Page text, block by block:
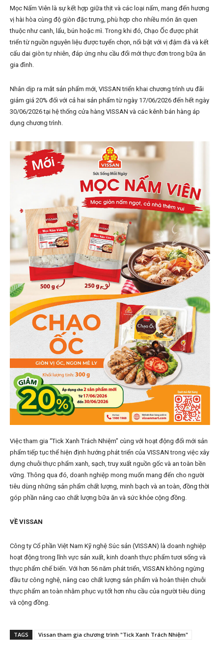
Mọc Nấm Viên là sự kết hợp giữa thịt và các loại nấm, mang đến hương
vị hài hòa cùng độ giòn đặc trưng, phù hợp cho nhiều món ăn quen
thuộc như canh, lẩu, bún hoặc mì. Trong khi đó, Chạo Ốc được phát
triển từ nguồn nguyên liệu được tuyển chọn, nổi bật với vị đậm đà và kết
cấu dai giòn tự nhiên, đáp ứng nhu cầu đổi mới thực đơn trong bữa ăn
gia đình.
Nhân dịp ra mắt sản phẩm mới, VISSAN triển khai chương trình ưu đãi
giảm giá 20% đối với cả hai sản phẩm từ ngày 17/06/2026 đến hết ngày
30/06/2026 tại hệ thống cửa hàng VISSAN và các kênh bán hàng áp
dụng chương trình.
Việc tham gia “Tick Xanh Trách Nhiệm” cùng với hoạt động đổi mới sản
phẩm tiếp tục thể hiện định hướng phát triển của VISSAN trong việc xây
dựng chuỗi thực phẩm xanh, sạch, truy xuất nguồn gốc và an toàn bền
vững. Thông qua đó, doanh nghiệp mong muốn mang đến cho người
tiêu dùng những sản phẩm chất lượng, minh bạch và an toàn, đồng thời
góp phần nâng cao chất lượng bữa ăn và sức khỏe cộng đồng.
VỀ VISSAN
Công ty Cổ phần Việt Nam Kỹ nghệ Súc sản (VISSAN) là doanh nghiệp
hoạt động trong lĩnh vực sản xuất, kinh doanh thực phẩm tươi sống và
thực phẩm chế biến. Với hơn 56 năm phát triển, VISSAN không ngừng
đầu tư công nghệ, nâng cao chất lượng sản phẩm và hoàn thiện chuỗi
thực phẩm an toàn nhằm phục vụ tốt hơn nhu cầu của người tiêu dùng
và cộng đồng.
TAGS Vissan tham gia chương trình "Tick Xanh Trách Nhiệm"